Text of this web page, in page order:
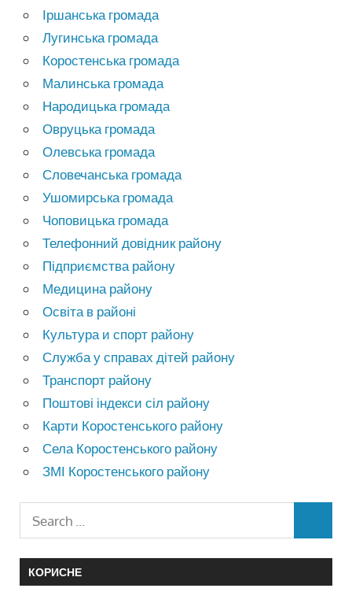
Іршанська громада
Лугинська громада
Коростенська громада
Малинська громада
Народицька громада
Овруцька громада
Олевська громада
Словечанська громада
Ушомирська громада
Чоповицька громада
Телефонний довідник району
Підприємства району
Медицина району
Освіта в районі
Культура и спорт району
Служба у справах дітей району
Транспорт району
Поштові індекси сіл району
Карти Коростенського району
Села Коростенського району
ЗМІ Коростенського району
КОРИСНЕ